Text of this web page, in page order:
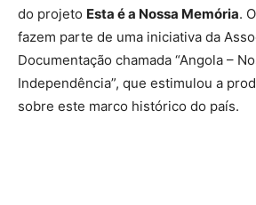
do projeto Esta é a Nossa Memória.
fazem parte de uma iniciativa da
Documentação chamada “Angola –
Independência”, que estimulou a
sobre este marco histórico do país.